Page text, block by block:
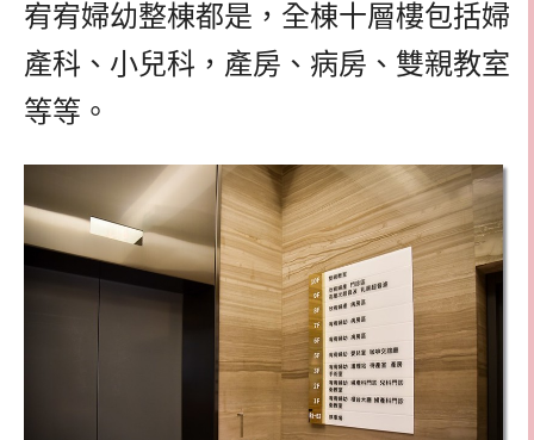
宥宥婦幼整棟都是，全棟十層樓包括婦
產科、小兒科，產房、病房、雙親教室
等等。